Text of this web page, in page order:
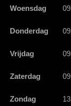
Woensdag
Donderdag
Vrijdag
Zaterdag
Zondag